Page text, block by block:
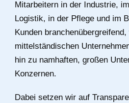
Mitarbeitern in der Industrie,
Logistik, in der Pflege und im
Kunden
mittelständischen
hin zu namhaften, großen
Konzernen.
Dabei setzen wir auf